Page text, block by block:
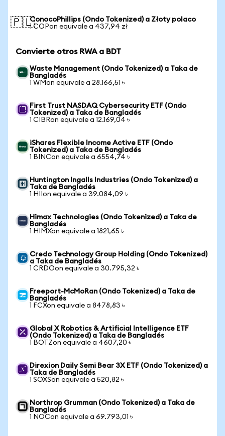
🇵🇱ConocoPhillips (Ondo Tokenized) a Złoty polaco
1 COPon equivale a 437,94 zł
Convierte otros RWA a BDT
Waste Management (Ondo Tokenized) a Taka de
Bangladés
1 WMon equivale a 28.166,51 ৳
First Trust NASDAQ Cybersecurity ETF (Ondo
Tokenized) a Taka de Bangladés
1 CIBRon equivale a 12.169,04 ৳
iShares Flexible Income Active ETF (Ondo
Tokenized) a Taka de Bangladés
1 BINCon equivale a 6554,74 ৳
Huntington Ingalls Industries (Ondo Tokenized) a
Taka de Bangladés
1 HIIon equivale a 39.084,09 ৳
Himax Technologies (Ondo Tokenized) a Taka de
Bangladés
1 HIMXon equivale a 1821,65 ৳
Credo Technology Group Holding (Ondo Tokenized)
a Taka de Bangladés
1 CRDOon equivale a 30.795,32 ৳
Freeport-McMoRan (Ondo Tokenized) a Taka de
Bangladés
1 FCXon equivale a 8478,83 ৳
Global X Robotics & Artificial Intelligence ETF
(Ondo Tokenized) a Taka de Bangladés
1 BOTZon equivale a 4607,20 ৳
Direxion Daily Semi Bear 3X ETF (Ondo Tokenized) a
Taka de Bangladés
1 SOXSon equivale a 520,82 ৳
Northrop Grumman (Ondo Tokenized) a Taka de
Bangladés
1 NOCon equivale a 69.793,01 ৳